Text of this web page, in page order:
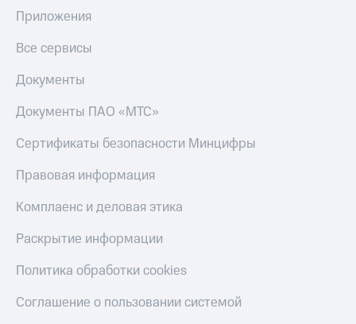
Приложения
Все сервисы
Документы
Документы ПАО «МТС»
Сертификаты безопасности Минцифры
Правовая информация
Комплаенс и деловая этика
Раскрытие информации
Политика обработки cookies
Соглашение о пользовании системой